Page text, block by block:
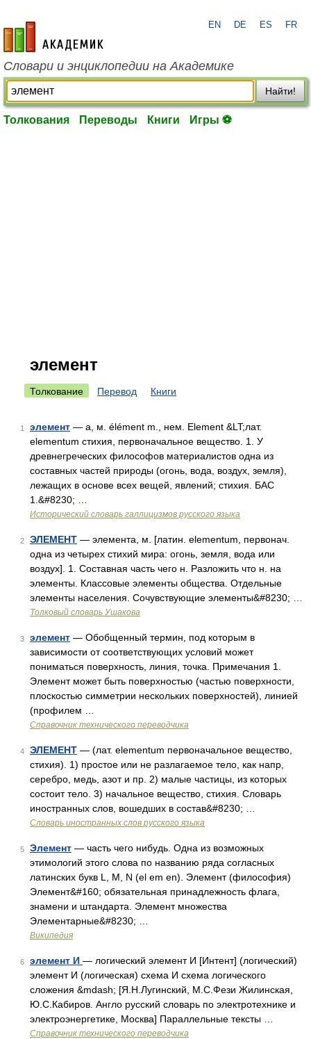
academic.ru
EN DE ES FR
Словари и энциклопедии на Академике
Найти!
Толкования Переводы Книги Игры ⚽
элемент
Толкование Перевод Книги
1 элемент — а, м. élément m., нем. Element &LT;лат.
elementum стихия, первоначальное вещество. 1. У
древнегреческих философов материалистов одна из
составных частей природы (огонь, вода, воздух, земля),
лежащих в основе всех вещей, явлений; стихия. БАС
1.&#8230; …
Исторический словарь галлицизмов русского языка
2 ЭЛЕМЕНТ — элемента, м. [латин. elementum, первонач.
одна из четырех стихий мира: огонь, земля, вода или
воздух]. 1. Составная часть чего н. Разложить что н. на
элементы. Классовые элементы общества. Отдельные
элементы населения. Сочувствующие элементы&#8230; …
Толковый словарь Ушакова
3 элемент — Обобщенный термин, под которым в
зависимости от соответствующих условий может
пониматься поверхность, линия, точка. Примечания 1.
Элемент может быть поверхностью (частью поверхности,
плоскостью симметрии нескольких поверхностей), линией
(профилем …
Справочник технического переводчика
4 ЭЛЕМЕНТ — (лат. elementum первоначальное вещество,
стихия). 1) простое или не разлагаемое тело, как напр,
серебро, медь, азот и пр. 2) малые частицы, из которых
состоит тело. 3) начальное вещество, стихия. Словарь
иностранных слов, вошедших в состав&#8230; …
Словарь иностранных слов русского языка
5 Элемент — часть чего нибудь. Одна из возможных
этимологий этого слова по названию ряда согласных
латинских букв L, M, N (el em en). Элемент (философия)
Элемент&#160; обязательная принадлежность флага,
знамени и штандарта. Элемент множества
Элементарные&#8230; …
Википедия
6 элемент И — логический элемент И [Интент] (логический)
элемент И (логическая) схема И схема логического
сложения &mdash; [Я.Н.Лугинский, М.С.Фези Жилинская,
Ю.С.Кабиров. Англо русский словарь по электротехнике и
электроэнергетике, Москва] Параллельные тексты …
Справочник технического переводчика